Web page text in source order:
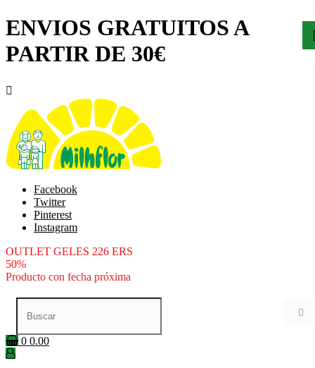
ENVIOS GRATUITOS A
PARTIR DE 30€

Facebook
Twitter
Pinterest
Instagram
OUTLET GELES 226 ERS
50%
Producto con fecha próxima

0 0.00